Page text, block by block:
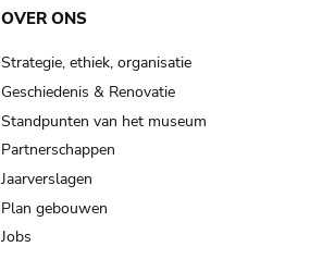
OVER ONS
Strategie, ethiek, organisatie
Geschiedenis & Renovatie
Standpunten van het museum
Partnerschappen
Jaarverslagen
Plan gebouwen
Jobs